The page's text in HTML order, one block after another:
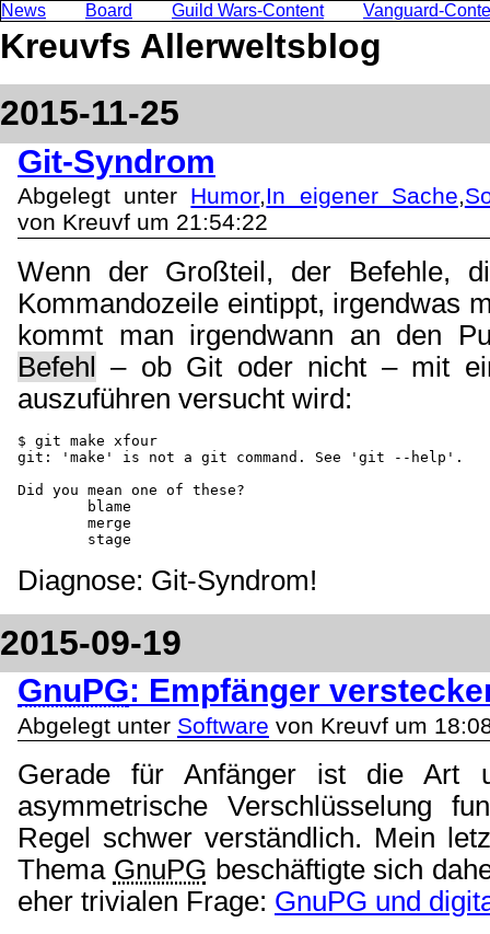
News Board Guild Wars-Content Vanguard-
Kreuvfs Allerweltsblog
2015-11-25
Git-Syndrom
Abgelegt unter Humor,In eigener Sache,
von Kreuvf um 21:54:22
Wenn der Großteil, der Befehle,
Kommandozeile eintippt, irgendwas
kommt man irgendwann an den
Befehl – ob Git oder nicht – mit
auszuführen versucht wird:
$ git make xfour
git: 'make' is not a git command. See 'git --help'.
Did you mean one of these?
Diagnose: Git-Syndrom!
2015-09-19
GnuPG: Empfänger
Abgelegt unter Software von Kreuvf um
Gerade für Anfänger ist die Art
asymmetrische Verschlüsselung
Regel schwer verständlich. Mein
Thema GnuPG beschäftigte sich
eher trivialen Frage: GnuPG und